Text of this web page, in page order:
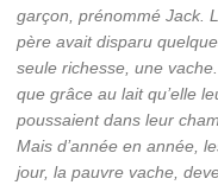
garçon, prénommé Jack.
père avait disparu
seule richesse, une
que grâce au lait qu’elle
poussaient dans leur
Mais d’année en année,
jour, la pauvre vache,